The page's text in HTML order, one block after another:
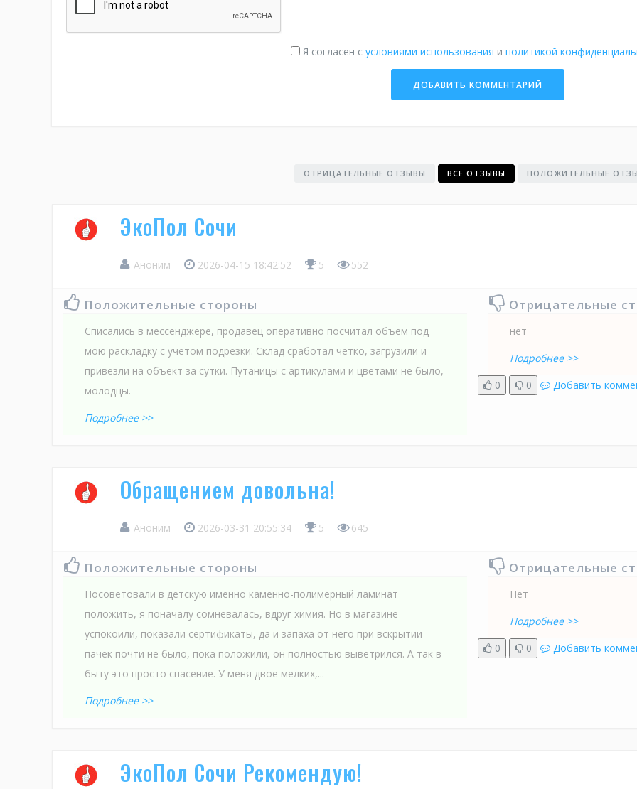
Я согласен с условиями использования и политикой
ОТРИЦАТЕЛЬНЫЕ ОТЗЫВЫ ВСЕ ОТЗЫВЫ ПОЛОЖИТЕЛЬНЫЕ
ЭкоПол Сочи
Аноним 2026-04-15 18:42:52 5 552
Положительные стороны
Списались в мессенджере, продавец оперативно посчитал объем под
мою раскладку с учетом подрезки. Склад сработал четко, загрузили и
привезли на объект за сутки. Путаницы с артикулами и цветами не было,
молодцы.
Подробнее >>
Отрицательные
нет
Подробнее >>
0
0 Добавить
Обращением довольна!
Аноним 2026-03-31 20:55:34 5 645
Положительные стороны
Посоветовали в детскую именно каменно-полимерный ламинат
положить, я поначалу сомневалась, вдруг химия. Но в магазине
успокоили, показали сертификаты, да и запаха от него при вскрытии
пачек почти не было, пока положили, он полностью выветрился. А так в
быту это просто спасение. У меня двое мелких,...
Подробнее >>
Отрицательные
Нет
Подробнее >>
0
0 Добавить
ЭкоПол Сочи Рекомендую!